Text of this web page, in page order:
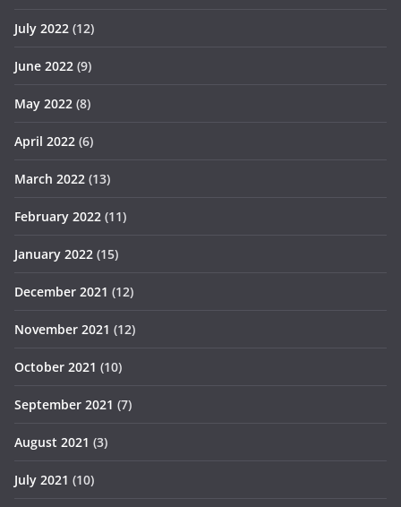
July 2022 (12)
June 2022 (9)
May 2022 (8)
April 2022 (6)
March 2022 (13)
February 2022 (11)
January 2022 (15)
December 2021 (12)
November 2021 (12)
October 2021 (10)
September 2021 (7)
August 2021 (3)
July 2021 (10)